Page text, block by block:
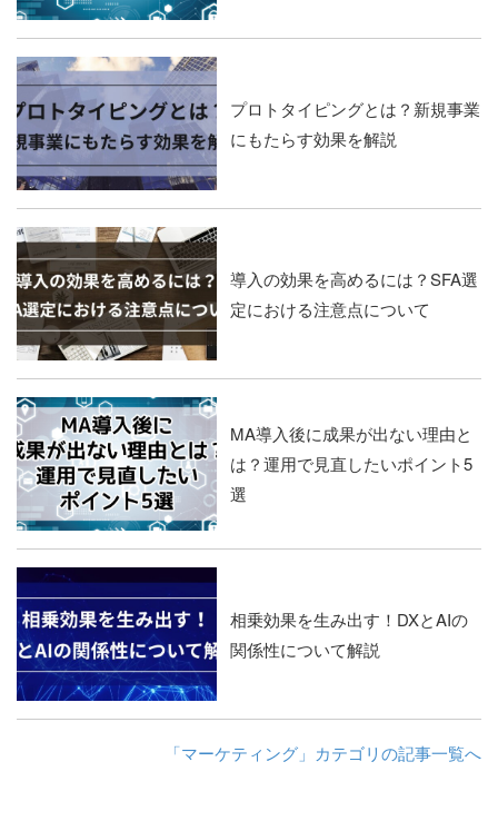
プロトタイピングとは？新規事業
にもたらす効果を解説
導入の効果を高めるには？SFA選
定における注意点について
MA導入後に成果が出ない理由と
は？運用で見直したいポイント5
選
相乗効果を生み出す！DXとAIの
関係性について解説
「マーケティング」カテゴリの記事一覧へ